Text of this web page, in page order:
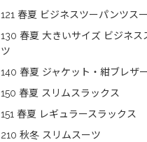
121 春夏 ビジネスツーパンツス
130 春夏 大きいサイズ ビジネス
ツ
140 春夏 ジャケット・紺ブレザ
150 春夏 スリムスラックス
151 春夏 レギュラースラックス
210 秋冬 スリムスーツ